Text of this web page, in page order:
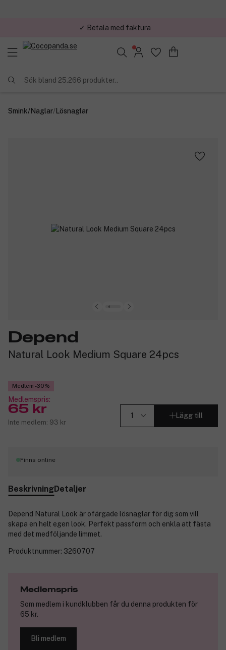
✓ Betala med faktura
Sök bland 25.266 produkter..
Smink/Naglar/Lösnaglar
Depend
Natural Look Medium Square 24pcs
Medlem -30%
Medlemspris:
65 kr
Inte medlem: 93 kr
Lägg till
Finns online
BeskrivningDetaljer
Depend Natural Look är ofärgade lösnaglar för dig som vill
skapa en helt egen look. Perfekt passform och enkla att fästa
med det medföljande limmet.
Produktnummer: 3260707
Medlemspris
Som medlem i kundklubben får du denna produkten för
65 kr.
Bli medlem